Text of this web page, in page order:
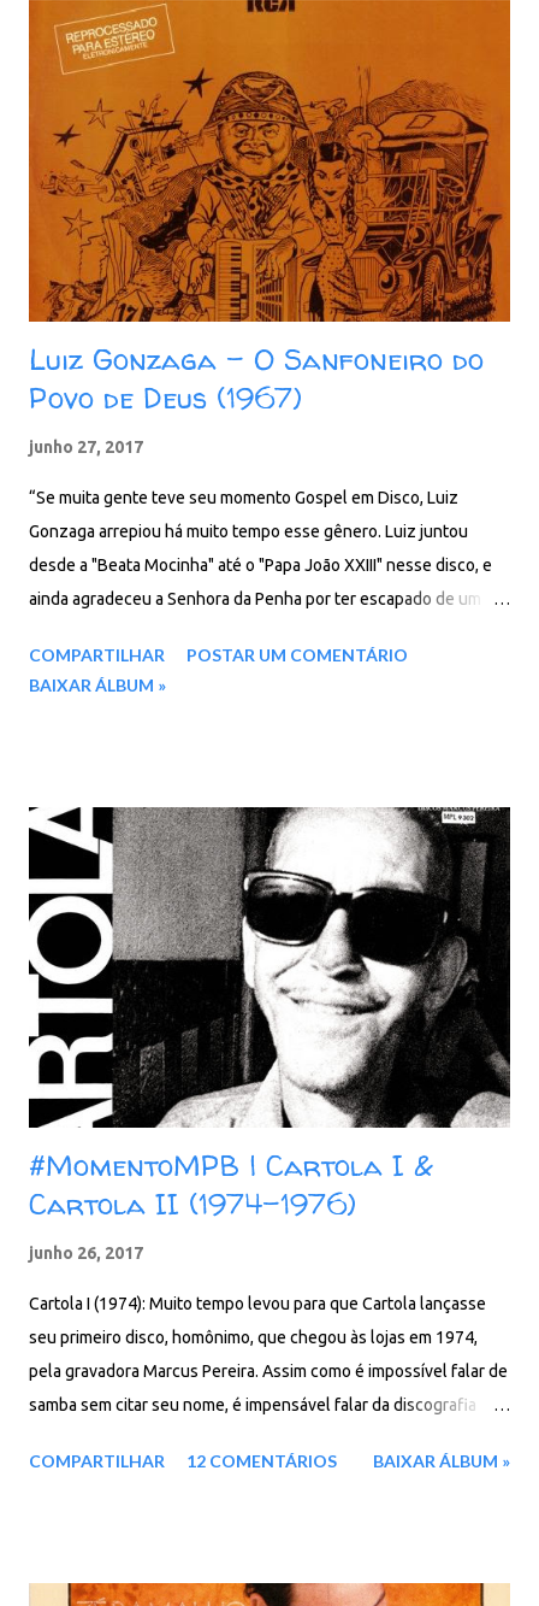
REMASTERIZADO pCloud - Google Drive - Box - MEGA
Luiz Gonzaga - O Sanfoneiro do
Povo de Deus (1967)
junho 27, 2017
“Se muita gente teve seu momento Gospel em Disco, Luiz
Gonzaga arrepiou há muito tempo esse gênero. Luiz juntou
desde a "Beata Mocinha" até o "Papa João XXIII" nesse disco, e
ainda agradeceu a Senhora da Penha por ter escapado de um
vida, descrito na faixa "Baião da Penha; Viva ao Rei" não
jumento é nosso irmão 03. Ave-Maria sertaneja 04. Meu Pageú
05. Baião da penha – Viva o rei 06. Louvação a João XXIII 07.
Rainha do mundo 08. Padroeira do Brasil 09. Padre sertanejo 10.
Bença mãe 11. Boiadeiro Baixar: 61 MB - MP3 - 320 Kbps -
REMASTERIZADO pCloud - Google Drive - Box - MEGA
Encontrou algum problema? Envie um relatório de erro!
COMPARTILHAR
POSTAR UM COMENTÁRIO
BAIXAR ÁLBUM »
#MomentoMPB | Cartola I &
Cartola II (1974-1976)
junho 26, 2017
Cartola I (1974): Muito tempo levou para que Cartola lançasse
seu primeiro disco, homônimo, que chegou às lojas em 1974,
pela gravadora Marcus Pereira. Assim como é impossível falar de
samba sem citar seu nome, é impensável falar da discografia
Primeira de Mangueira, o compositor, cantor e musicista marcou
COMPARTILHAR 12 COMENTÁRIOS BAIXAR ÁLBUM »